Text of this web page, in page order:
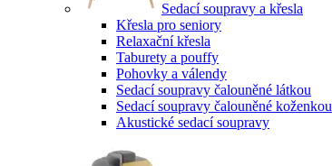
Sedací soupravy a křesla
Křesla pro seniory
Relaxační křesla
Taburety a pouffy
Pohovky a válendy
Sedací soupravy čalouněné látkou
Sedací soupravy čalouněné koženkou
Akustické sedací soupravy